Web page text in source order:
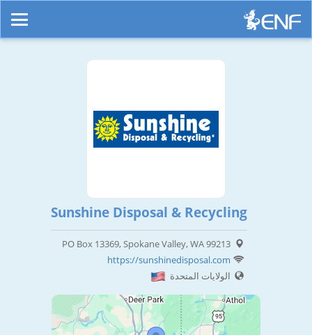
Sunshine Disposal & Recycling
PO Box 13369, Spokane Valley, WA 99213
https://sunshinedisposal.com
الولايات المتحدة